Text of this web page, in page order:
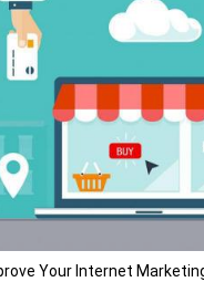
Your Internet